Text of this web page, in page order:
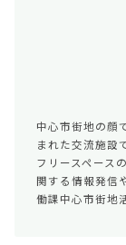
中心市街地の顔
まれた交流施設
フリースペース
関する情報発信
働課中心市街地